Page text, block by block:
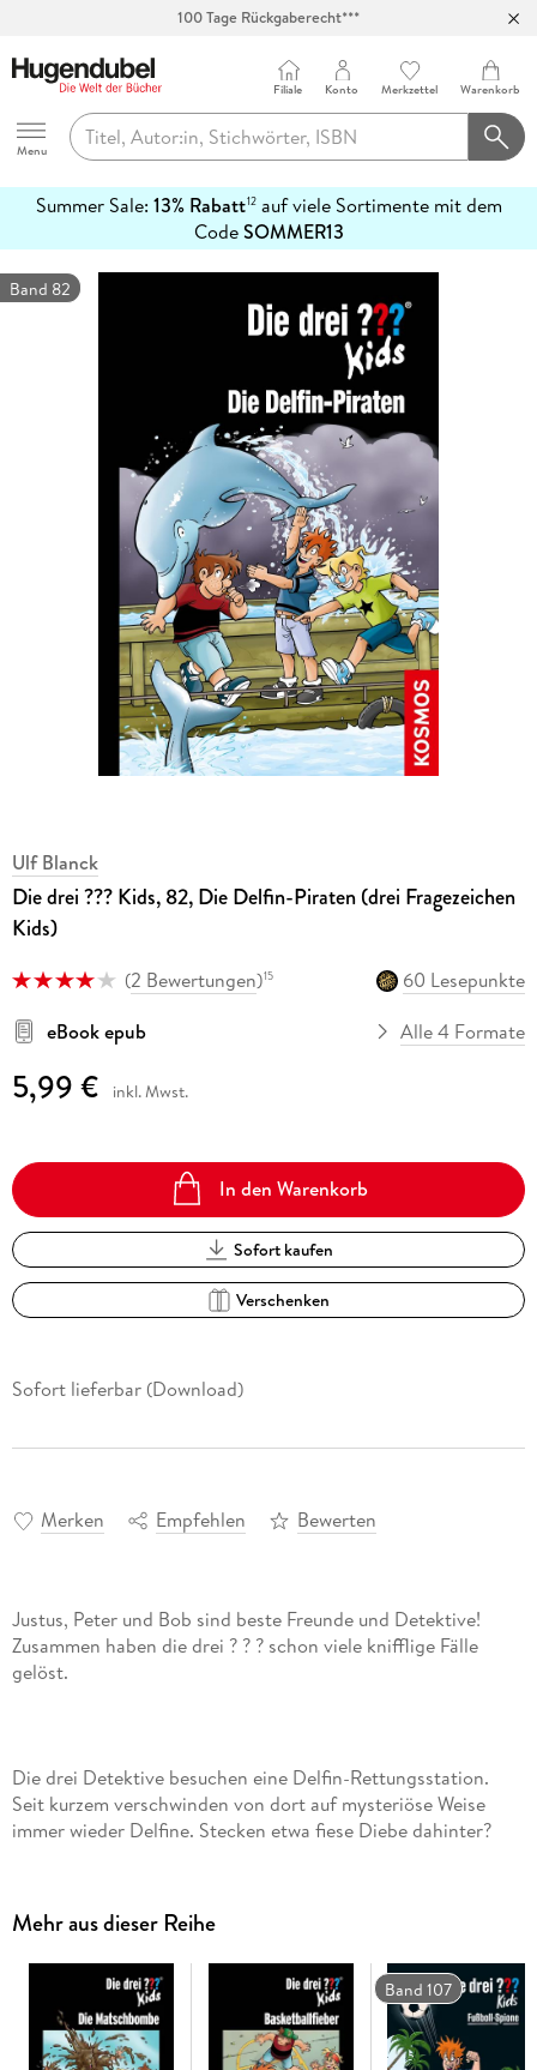
100 Tage Rückgaberecht***
Hugendubel
Menu
Filiale Konto Merkzettel Warenkorb
Summer Sale: 13% Rabatt12auf viele Sortimente mit dem
CodeSOMMER13
erfahren
Band 82
Ulf Blanck
Die drei ??? Kids, 82, Die Delfin-Piraten (drei Fragezeichen
Kids)
(2 Bewertungen)15
60 Lesepunkte
eBook epub
Alle 4 Formate
5,99 € inkl. Mwst.
In den Warenkorb
Sofort kaufen
Verschenken
Sofort lieferbar (Download)
Merken Empfehlen Bewerten
Justus, Peter und Bob sind beste Freunde und Detektive!
Zusammen haben die drei ? ? ? schon viele knifflige Fälle
Die drei Detektive besuchen eine Delfin-Rettungsstation.
Seit kurzem verschwinden von dort auf mysteriöse Weise
immer wieder Delfine. Stecken etwa fiese Diebe dahinter?
Mehr aus dieser Reihe
Band 107